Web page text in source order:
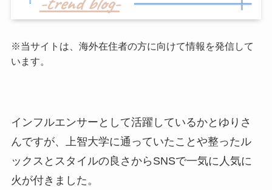
※当サイトは、海外在住者の方に向けて情報を発信して
います。
インフルエンサーとして活躍しているかとゆりさ
んですが、上智大学に通っていたことや整ったル
ックスとスタイルの良さからSNSで一気に人気に
火が付きました。